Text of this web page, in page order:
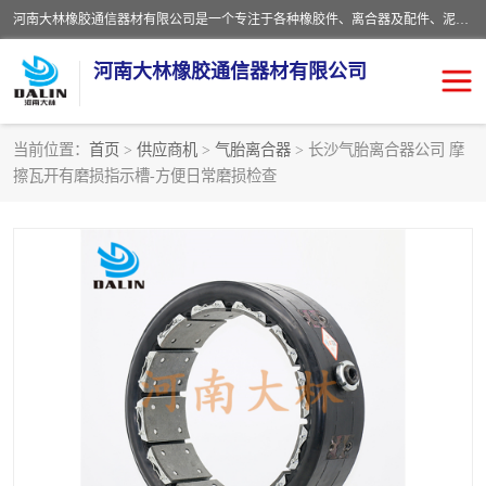
河南大林橡胶通信器材有限公司是一个专注于各种橡胶件、离合器及配件、泥浆泵及配件等产品设计制造和加工的企业。产品应用于矿山、冶金、石油、钢铁、化工、水泥、船舶、造纸、通用机械等各种大功率机械传动或制动装置。
河南大林橡胶通信器材有限公司
当前位置： 首页 > 供应商机 > 气胎离合器 > 长沙气胎离合器公司 摩
擦瓦开有磨损指示槽-方便日常磨损检查
推盘离合器 通风离合器
VC离合器
PO隔膜离合器 气胎离合器
泥浆泵空气包胶囊 气动元件
DY隔膜式离合器 CB离合器
实芯轮胎